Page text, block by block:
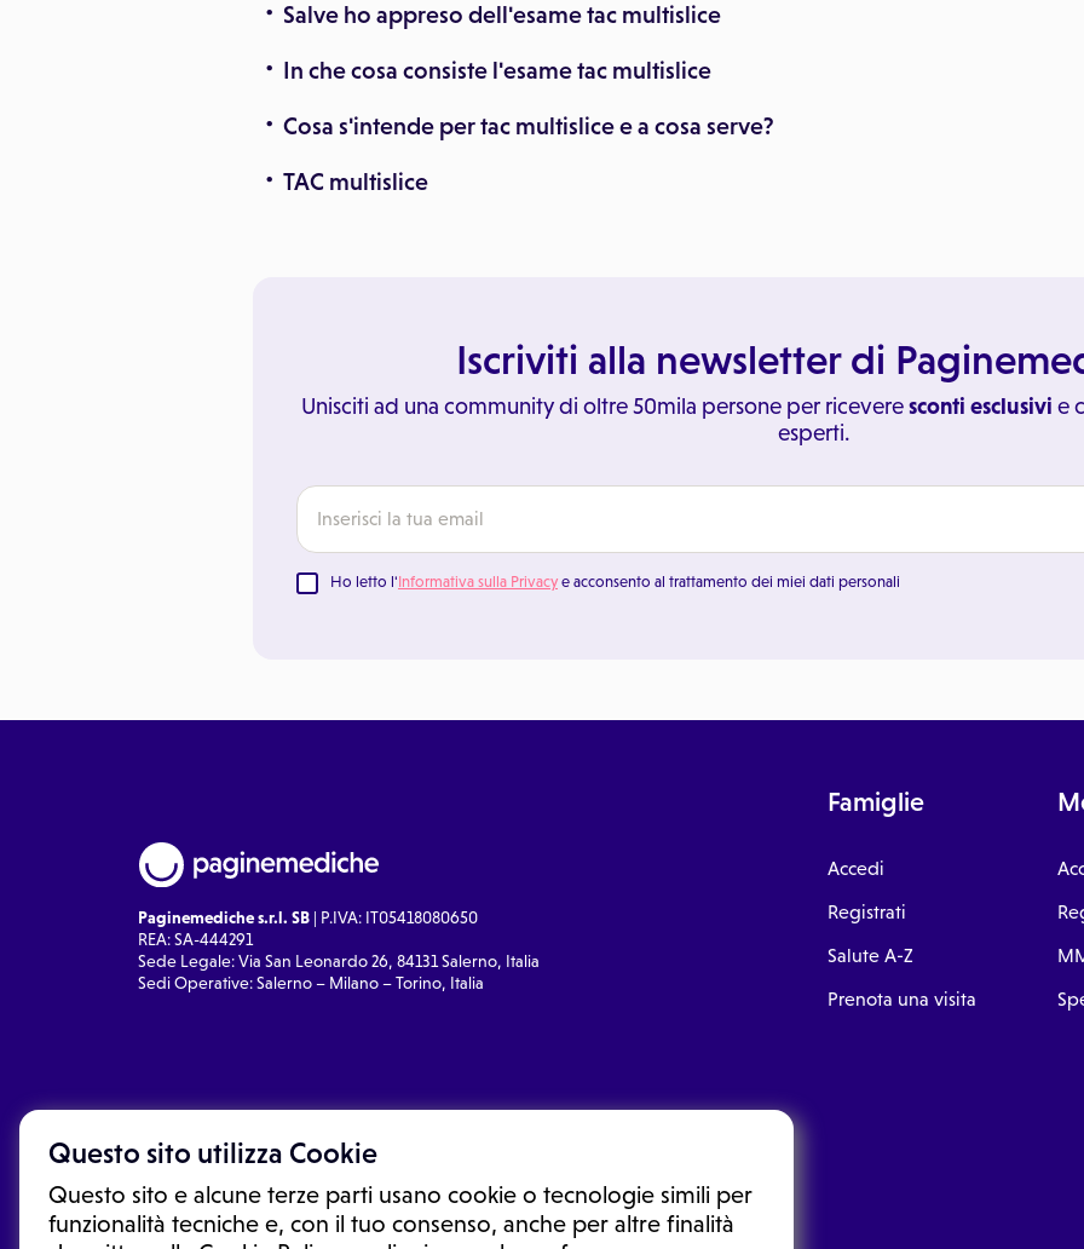
Questo sito utilizza Cookie
Questo sito e alcune terze parti usano cookie o tecnologie simili per
funzionalità tecniche e, con il tuo consenso, anche per altre finalità
Salve ho appreso dell'esame tac multislice
In che cosa consiste l'esame tac multislice
Cosa s'intende per tac multislice e a cosa serve?
TAC multislice
Iscriviti alla newsletter di
Unisciti ad una community di oltre 50mila persone per riceveresconti esclusivi e
esperti.
Ho letto l'Informativa sulla Privacy e acconsento al trattamento dei miei dati personali
Paginemediche s.r.l. SB | P.IVA: IT05418080650
REA: SA-444291
Sede Legale: Via San Leonardo 26, 84131 Salerno, Italia
Sedi Operative: Salerno – Milano – Torino, Italia
Famiglie
Accedi
Registrati
Salute A-Z
Prenota una visita